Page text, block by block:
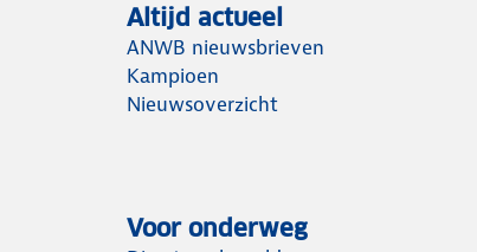
Altijd actueel
ANWB nieuwsbrieven
Kampioen
Nieuwsoverzicht
Voor onderweg